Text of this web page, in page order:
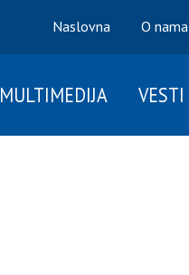
Naslovna O nama
MULTIMEDIJA VESTI